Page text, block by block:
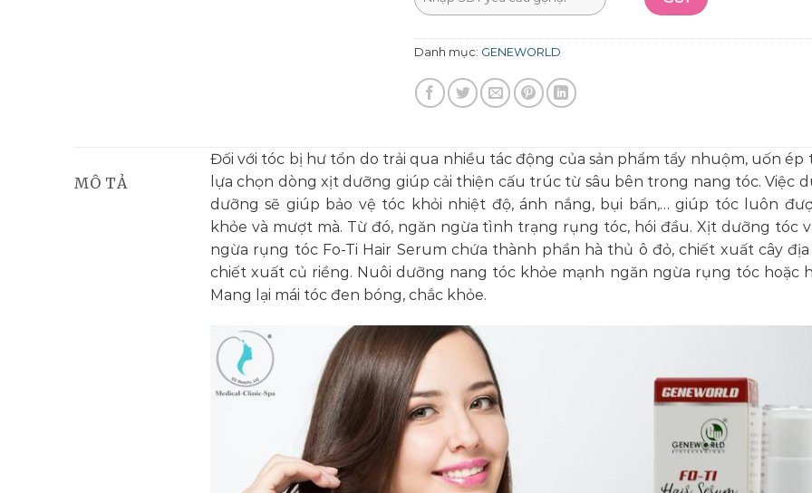
Danh mục: GENEWORLD
MÔ TẢ
Đối với tóc bị hư tổn do trải qua nhiều tác động của sản phẩm tẩy nhuộm, uốn ép
lựa chọn dòng xịt dưỡng giúp cải thiện cấu trúc từ sâu bên trong nang tóc. Việc
dưỡng sẽ giúp bảo vệ tóc khỏi nhiệt độ, ánh nắng, bụi bẩn,… giúp tóc luôn
khỏe và mượt mà. Từ đó, ngăn ngừa tình trạng rụng tóc, hói đầu. Xịt dưỡng tóc
ngừa rụng tóc Fo-Ti Hair Serum chứa thành phần hà thủ ô đỏ, chiết xuất cây địa
chiết xuất củ riềng. Nuôi dưỡng nang tóc khỏe mạnh ngăn ngừa rụng tóc hoặc
Mang lại mái tóc đen bóng, chắc khỏe.